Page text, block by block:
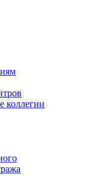
коллегии